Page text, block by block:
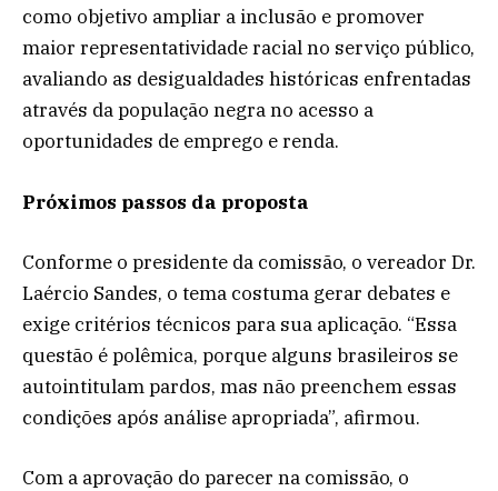
como objetivo ampliar a inclusão e promover
maior representatividade racial no serviço público,
avaliando as desigualdades históricas enfrentadas
através da população negra no acesso a
oportunidades de emprego e renda.
Próximos passos da proposta
Conforme o presidente da comissão, o vereador Dr.
Laércio Sandes, o tema costuma gerar debates e
exige critérios técnicos para sua aplicação. “Essa
questão é polêmica, porque alguns brasileiros se
autointitulam pardos, mas não preenchem essas
condições após análise apropriada”, afirmou.
Com a aprovação do parecer na comissão, o